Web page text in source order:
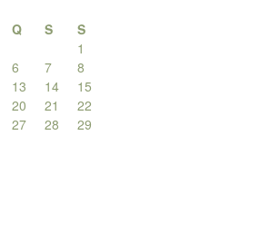
Q S
S
1
6 7
8
13 14
15
20 21
22
27 28
29